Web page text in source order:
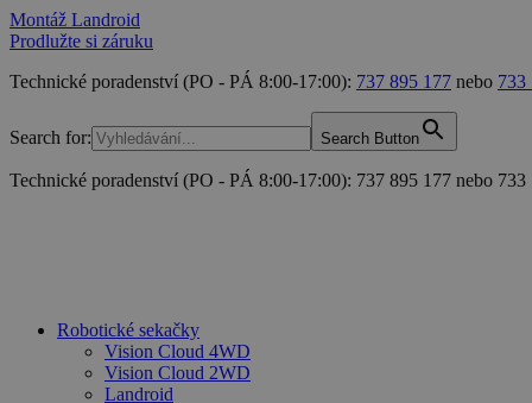
Montáž Landroid
Prodlužte si záruku
Technické poradenství (PO - PÁ 8:00-17:00): 737 895 177 nebo 733
Search for: Search Button
Technické poradenství (PO - PÁ 8:00-17:00): 737 895 177 nebo 733
Robotické sekačky
Vision Cloud 4WD
Vision Cloud 2WD
Landroid